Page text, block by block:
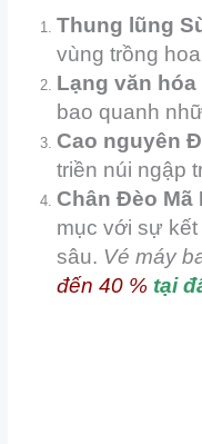
Thung lũng
vùng trồng
Lạng văn hóa
bao quanh
Cao nguyên
triền núi ngập
Chân Đèo Mã
mục với sự
sâu. Vé máy
đến 40 % tại